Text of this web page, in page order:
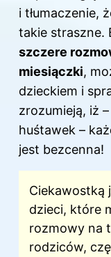
i tłumaczenie,
takie straszne.
szczere
miesiączki,
dzieckiem i
zrozumieją, iż
huśtawek –
jest bezcenna!
Ciekawostką
dzieci, które
rozmowy na
rodziców,